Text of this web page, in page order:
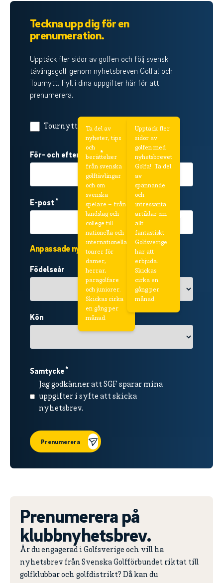
Teckna upp dig för en
prenumeration.
Upptäck fler sidor av golfen och följ svensk
tävlingsgolf genom nyhetsbreven Golfa! och
Tournytt. Fyll i dina uppgifter här för att
prenumerera.
Tournytt
Ta del av
nyheter, tips
och
berättelser
från svenska
golftävlingar
och om
svenska
spelare – från
landslag och
college till
nationella och
internationella
tourer för
damer,
herrar,
paragolfare
och juniorer.
Skickas cirka
en gång per
månad.
Golfa!
Upptäck fler
sidor av
golfen med
nyhetsbrevet
Golfa!. Ta del
av
spännande
och
intressanta
artiklar om
allt
fantastiskt
Golfsverige
har att
erbjuda.
Skickas
cirka en
gång per
månad.
För- och efternamn*
E-post *
Anpassade nyheter
Födelseår
Kön
Samtycke *
Jag godkänner att SGF sparar mina
uppgifter i syfte att skicka
nyhetsbrev.
Prenumerera
Prenumerera på
klubbnyhetsbrev.
Är du engagerad i Golfsverige och vill ha
nyhetsbrev från Svenska Golfförbundet riktat till
golfklubbar och golfdistrikt? Då kan du